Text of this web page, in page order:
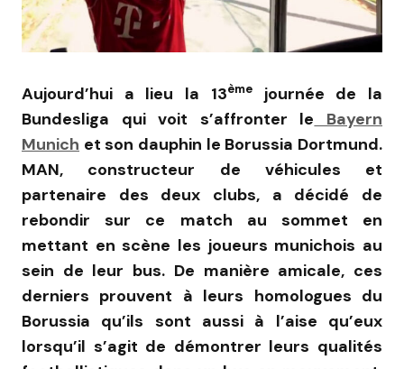
Aujourd’hui a lieu la 13èmejournée de la
Bundesliga qui voit s’affronter le Bayern
Munich et son dauphin le Borussia Dortmund.
MAN, constructeur de véhicules et
partenaire des deux clubs, a décidé de
rebondir sur ce match au sommet en
mettant en scène les joueurs munichois au
sein de leur bus. De manière amicale, ces
derniers prouvent à leurs homologues du
Borussia qu’ils sont aussi à l’aise qu’eux
lorsqu’il s’agit de démontrer leurs qualités